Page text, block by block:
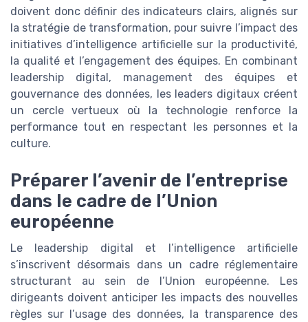
doivent donc définir des indicateurs clairs, alignés sur
la stratégie de transformation, pour suivre l’impact des
initiatives d’intelligence artificielle sur la productivité,
la qualité et l’engagement des équipes. En combinant
leadership digital, management des équipes et
gouvernance des données, les leaders digitaux créent
un cercle vertueux où la technologie renforce la
performance tout en respectant les personnes et la
culture.
Préparer l’avenir de l’entreprise
dans le cadre de l’Union
européenne
Le leadership digital et l’intelligence artificielle
s’inscrivent désormais dans un cadre réglementaire
structurant au sein de l’Union européenne. Les
dirigeants doivent anticiper les impacts des nouvelles
règles sur l’usage des données, la transparence des